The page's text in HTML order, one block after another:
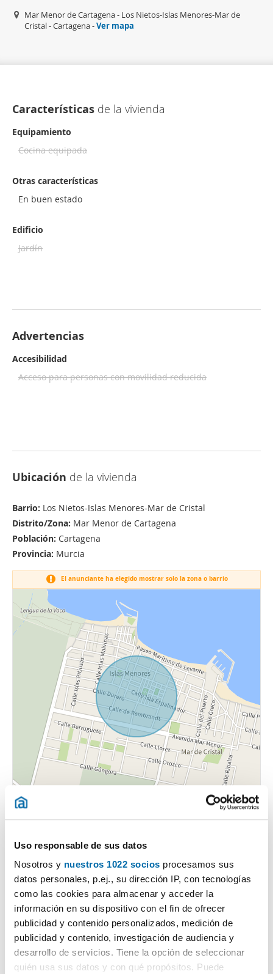
Uso responsable de sus datos
Nosotros y nuestros 1022 socios procesamos sus
datos personales, p.ej., su dirección IP, con tecnologías
como las cookies para almacenar y acceder la
información en su dispositivo con el fin de ofrecer
publicidad y contenido personalizados, medición de
publicidad y contenido, investigación de audiencia y
desarrollo de servicios. Tiene la opción de seleccionar
quién usa sus datos y con qué propósitos. Puede
Mar Menor de Cartagena - Los Nietos-Islas Menores-Mar de
Cristal - Cartagena -Ver mapa
Características de la vivienda
Equipamiento
Cocina equipada
Otras características
En buen estado
Edificio
Jardín
Advertencias
Accesibilidad
Acceso para personas con movilidad reducida
Ubicación de la vivienda
Barrio: Los Nietos-Islas Menores-Mar de Cristal
Distrito/Zona: Mar Menor de Cartagena
Población: Cartagena
Provincia: Murcia
El anunciante ha elegido mostrar solo la zona o barrio
Puntuación general
Transporte públicos
Seguridad
Limpieza